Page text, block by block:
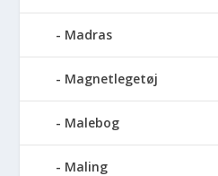
Madras
Magnetlegetøj
Malebog
Maling